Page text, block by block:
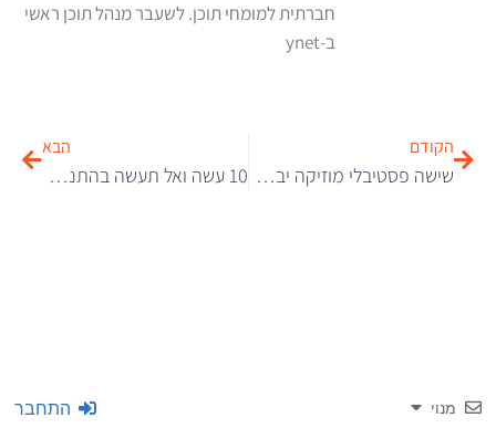
חברתית למומחי תוכן. לשעבר מנהל תוכן ראשי
ב-ynet
הקודם
שישה פסטיבלי מוזיקה יבדקו סמים של מבקרים ויחזירו להם אותם
הבא
10 עשה ואל תעשה בהתנהלות עם כסף קטן בין חברים, עובדים ומכרים
מנוי התחבר